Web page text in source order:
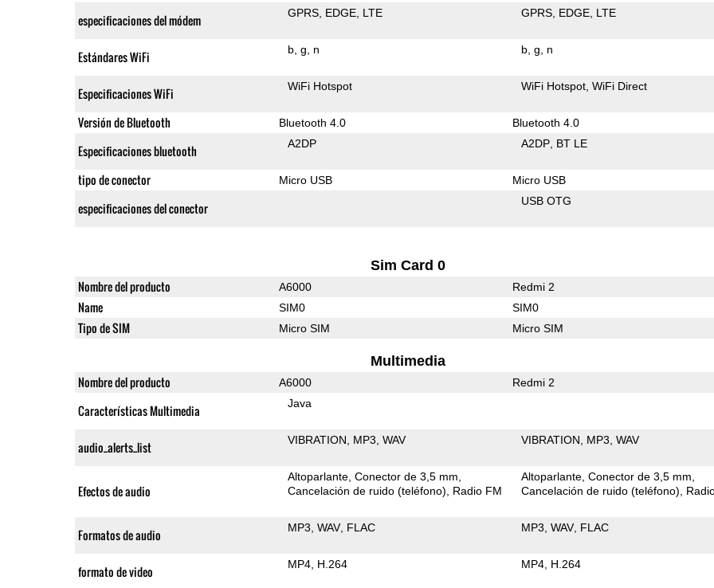
especificaciones del módem GPRS EDGE LTE GPRS EDGE LTE
Estándares WiFi b g n b g n
Especificaciones WiFi WiFi Hotspot WiFi Hotspot WiFi Direct
Versión de Bluetooth Bluetooth 4.0 Bluetooth 4.0
Especificaciones bluetooth A2DP A2DP BT LE
tipo de conector Micro USB Micro USB
especificaciones del conector USB OTG
Sim Card 0
Nombre del producto A6000 Redmi 2
Name SIM0 SIM0
Tipo de SIM Micro SIM Micro SIM
Multimedia
Nombre del producto A6000 Redmi 2
Características Multimedia Java
audio_alerts_list VIBRATION MP3 WAV VIBRATION MP3 WAV
Efectos de audio
Altoparlante Conector de 3,5 mm
Cancelación de ruido (teléfono)
Radio FM
Altoparlante Conector de 3,5 mm
Cancelación de ruido (teléfono)
Formatos de audio MP3 WAV FLAC MP3 WAV FLAC
formato de video MP4 H.264 MP4 H.264